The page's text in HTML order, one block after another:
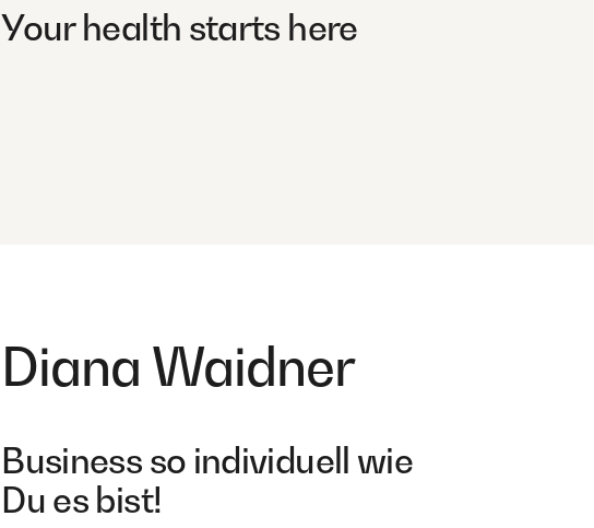
Your health starts here
Diana Waidner
Business so individuell wie
Du es bist!